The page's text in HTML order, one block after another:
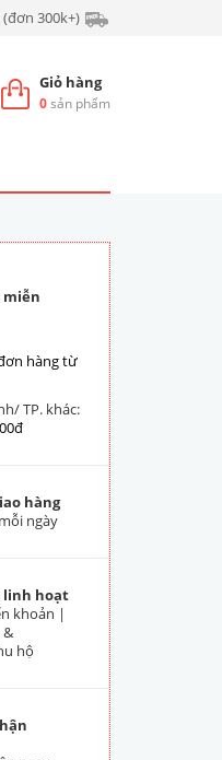
300k+)
Giỏ hàng
0sản phẩm
miễn
hàng từ
TP. khác:
hàng
ngày
linh hoạt
khoản |
&
hộ